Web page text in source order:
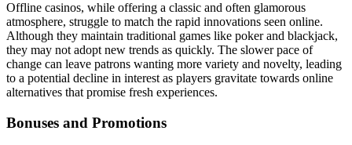
Offline casinos, while offering a classic and often glamorous
atmosphere, struggle to match the rapid innovations seen online.
Although they maintain traditional games like poker and blackjack,
they may not adopt new trends as quickly. The slower pace of
change can leave patrons wanting more variety and novelty, leading
to a potential decline in interest as players gravitate towards online
alternatives that promise fresh experiences.
Bonuses and Promotions